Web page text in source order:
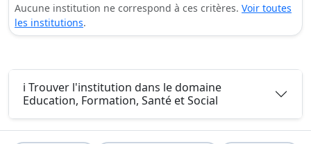
Aucune institution ne correspond à ces critères. Voir toutes
les institutions.
ℹ️ Trouver l'institution dans le domaine
Education, Formation, Santé et Social